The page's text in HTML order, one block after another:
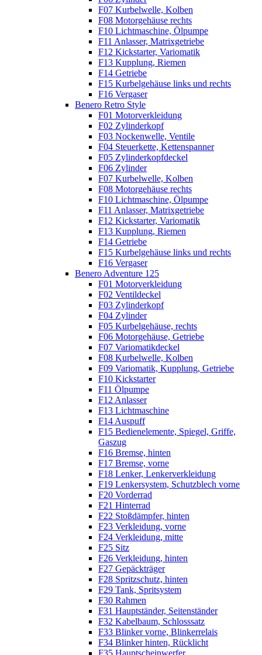
F07 Kurbelwelle, Kolben
F08 Motorgehäuse rechts
F10 Lichtmaschine, Ölpumpe
F11 Anlasser, Matrixgetriebe
F12 Kickstarter, Variomatik
F13 Kupplung, Riemen
F14 Getriebe
F15 Kurbelgehäuse links und rechts
F16 Vergaser
Benero Retro Style
F01 Motorverkleidung
F02 Zylinderkopf
F03 Nockenwelle, Ventile
F04 Steuerkette, Kettenspanner
F05 Zylinderkopfdeckel
F06 Zylinder
F07 Kurbelwelle, Kolben
F08 Motorgehäuse rechts
F10 Lichtmaschine, Ölpumpe
F11 Anlasser, Matrixgetriebe
F12 Kickstarter, Variomatik
F13 Kupplung, Riemen
F14 Getriebe
F15 Kurbelgehäuse links und rechts
F16 Vergaser
Benero Adventure 125
F01 Motorverkleidung
F02 Ventildeckel
F03 Zylinderkopf
F04 Zylinder
F05 Kurbelgehäuse, rechts
F06 Motorgehäuse, Getriebe
F07 Variomatikdeckel
F08 Kurbelwelle, Kolben
F09 Variomatik, Kupplung, Getriebe
F10 Kickstarter
F11 Ölpumpe
F12 Anlasser
F13 Lichtmaschine
F14 Auspuff
F15 Bedienelemente, Spiegel, Griffe,
Gaszug
F16 Bremse, hinten
F17 Bremse, vorne
F18 Lenker, Lenkerverkleidung
F19 Lenkersystem, Schutzblech vorne
F20 Vorderrad
F21 Hinterrad
F22 Stoßdämpfer, hinten
F23 Verkleidung, vorne
F24 Verkleidung, mitte
F25 Sitz
F26 Verkleidung, hinten
F27 Gepäckträger
F28 Spritzschutz, hinten
F29 Tank, Spritsystem
F30 Rahmen
F31 Hauptständer, Seitenständer
F32 Kabelbaum, Schlosssatz
F33 Blinker vorne, Blinkerrelais
F34 Blinker hinten, Rücklicht
F35 Hauptscheinwerfer